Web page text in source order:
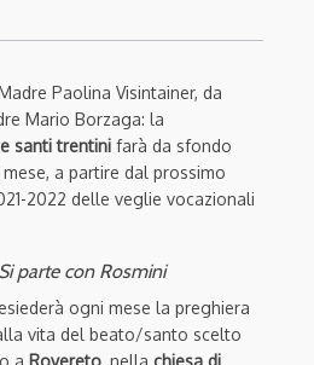
Paolina Visintainer, da
Mario Borzaga: la
santi trentini farà da sfondo
a partire dal prossimo
2022 delle veglie vocazionali
parte con Rosmini
ogni mese la preghiera
vita del beato/santo scelto
a Rovereto, nella chiesa di